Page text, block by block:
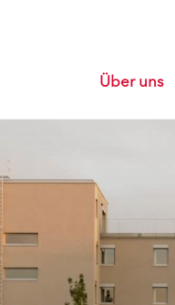
Über uns